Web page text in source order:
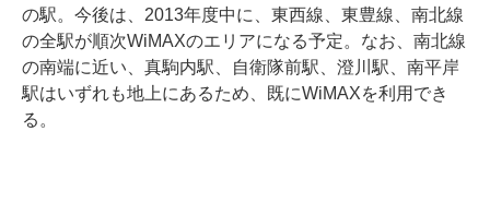
の駅。今後は、2013年度中に、東西線、東豊線、南北線
の全駅が順次WiMAXのエリアになる予定。なお、南北線
の南端に近い、真駒内駅、自衛隊前駅、澄川駅、南平岸
駅はいずれも地上にあるため、既にWiMAXを利用でき
る。